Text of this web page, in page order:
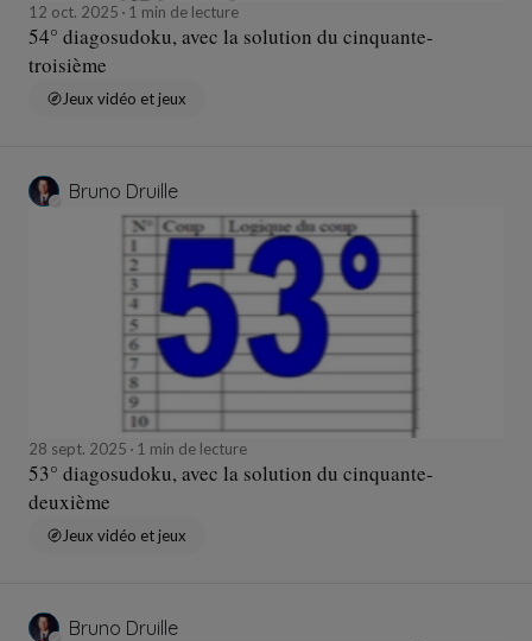
12 oct. 2025 1 min de lecture
54° diagosudoku, avec la solution du cinquante-
troisième
Jeux vidéo et jeux
Bruno Druille
28 sept. 2025 1 min de lecture
53° diagosudoku, avec la solution du cinquante-
deuxième
Jeux vidéo et jeux
Bruno Druille